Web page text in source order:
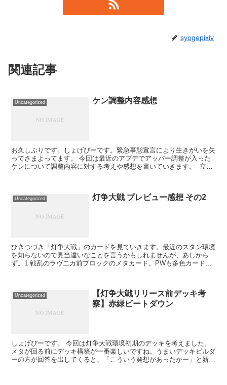
syogepixiv
関連記事
Uncategorized ケン調整内容感想
お久しぶりです。しょげぴーです。緊急事態宣言により生きがいを失
ってさまよってます。 今回は最近のアプデでアッパー調整が入った
ケンについて調整内容に対する考えや感想を書いていきます。 立ち
Uncategorized 灯争大戦 プレビュー感想 その2
ひきつづき「灯争大戦」のカードを見ていきます。最近のスタン環境
を知らないので見当違いなことを言うかもしれませんが、あしから
ず。1 戦乱のラヴニカ前ブロックのメタカード。PWも多色カードが
Uncategorized
【灯争大戦リリース前デッキ考
察】赤緑ビートダウン
しょげぴーです。 今回は灯争大戦環境初期のデッキを考えました。
メタが回る前にデッキ構築が一番楽しいですね。うまいデッキビルダ
ーの方が回答を出してくると、「こういう発想があったかー」と新し